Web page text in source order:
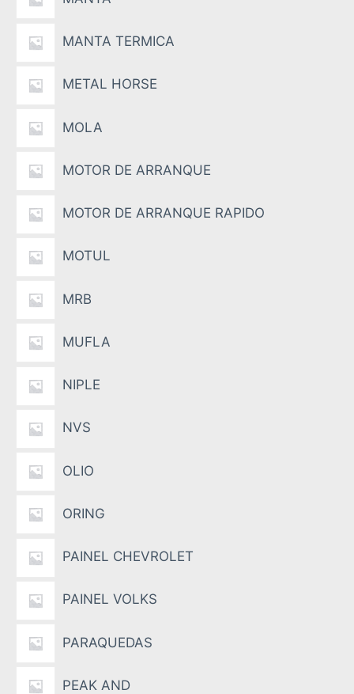
MANTA TERMICA
METAL HORSE
MOLA
MOTOR DE ARRANQUE
MOTOR DE ARRANQUE RAPIDO
MOTUL
MRB
MUFLA
NIPLE
NVS
OLIO
ORING
PAINEL CHEVROLET
PAINEL VOLKS
PARAQUEDAS
PEAK AND